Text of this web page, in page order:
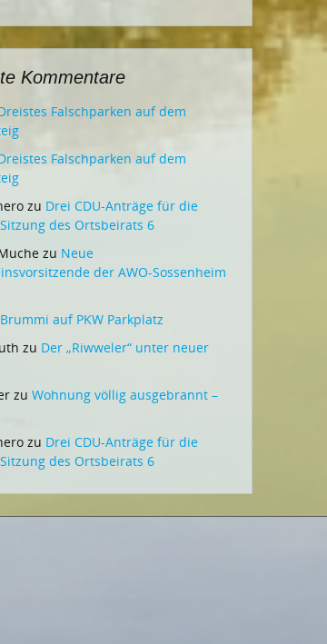
Kommentare
Falschparken auf dem
Falschparken auf dem
zu Drei CDU-Anträge für die
des Ortsbeirats 6
zu Neue
der AWO-Sossenheim
Brummi auf PKW Parkplatz
zu Der „Riwweler“ unter neuer
zu Wohnung völlig ausgebrannt –
zu Drei CDU-Anträge für die
des Ortsbeirats 6